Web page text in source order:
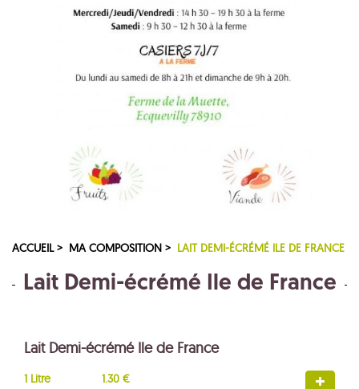
ACCUEIL > MA COMPOSITION > LAIT DEMI-ÉCRÉMÉ ILE DE FRANCE
Lait Demi-écrémé Ile de France
Lait Demi-écrémé Ile de France
1 Litre 1.30 €